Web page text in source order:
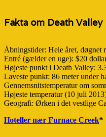
Fakta om Death
Åbningstider: Hele året, døgnet
Entré (gælder en uge): $20
Højeste punkt i Death Valley:
Laveste punkt: 86 meter under
Gennemsnitstemperatur om
Højeste temperatur (10 juli
Geografi: Ørken i det vestlige
Hoteller nær Furnace Creek*